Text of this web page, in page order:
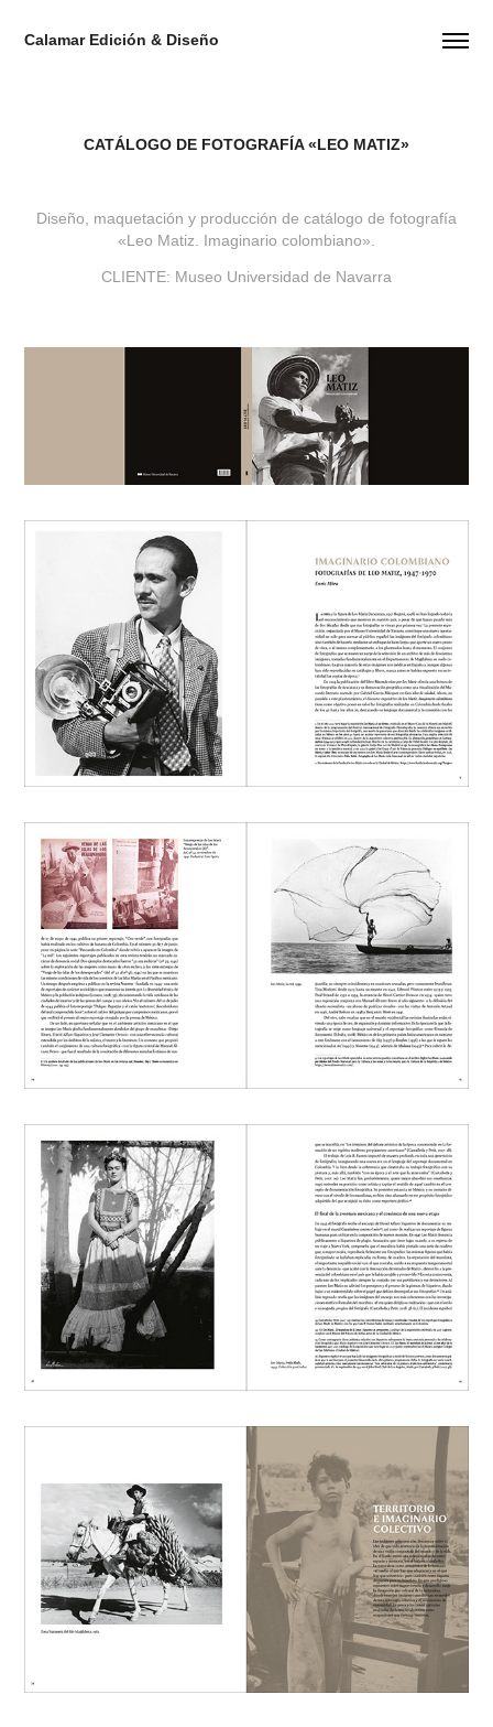
Calamar Edición & Diseño
CATÁLOGO DE FOTOGRAFÍA «LEO MATIZ»
Diseño, maquetación y producción de catálogo de fotografía
«Leo Matiz. Imaginario colombiano».
CLIENTE: Museo Universidad de Navarra